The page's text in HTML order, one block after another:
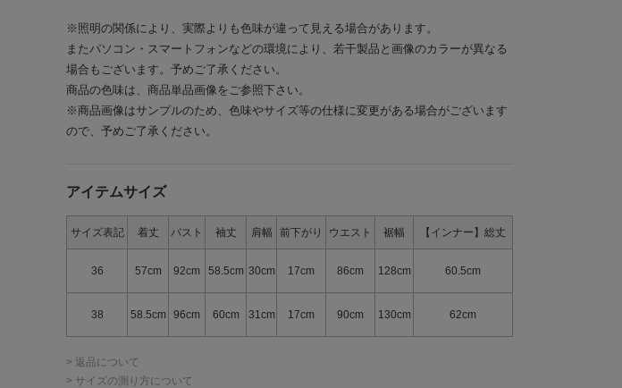
※照明の関係により、実際よりも色味が違って見える場合があります。
またパソコン・スマートフォンなどの環境により、若干製品と画像のカラーが異なる
場合もございます。予めご了承ください。
商品の色味は、商品単品画像をご参照下さい。
※商品画像はサンプルのため、色味やサイズ等の仕様に変更がある場合がございます
ので、予めご了承ください。
アイテムサイズ
サイズ表記 着丈 バスト 袖丈 肩幅 前下がり ウエスト 裾幅 【インナー】総丈
36 57cm 92cm 58.5cm 30cm 17cm 86cm 128cm 60.5cm
38 58.5cm 96cm 60cm 31cm 17cm 90cm 130cm 62cm
> 返品について
> サイズの測り方について